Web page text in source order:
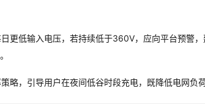
更低输入电压，若持续低于360V，应向平台预警
略，引导用户在夜间低谷时段充电，既降低电网负